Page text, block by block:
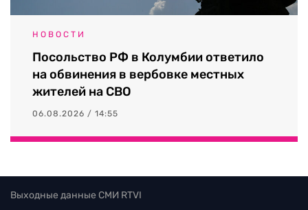
НОВОСТИ
Посольство РФ в Колумбии ответило
на обвинения в вербовке местных
жителей на СВО
06.08.2026 / 14:55
Выходные данные СМИ RTVI